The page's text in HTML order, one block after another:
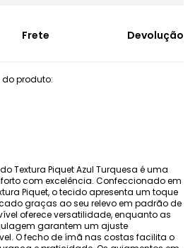
Frete Devolução
produto:
Textura Piquet Azul Turquesa é uma
com excelência. Confeccionado em
Piquet, o tecido apresenta um toque
graças ao seu relevo em padrão de
oferece versatilidade, enquanto as
garantem um ajuste
O fecho de ímã nas costas facilita o